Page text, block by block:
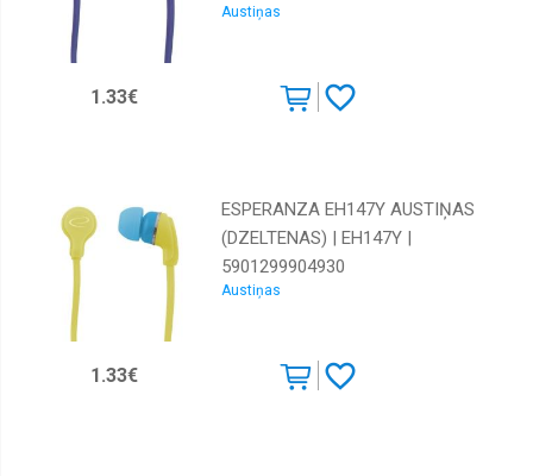
Austiņas
1.33€
ESPERANZA EH147Y AUSTIŅAS
(DZELTENAS) | EH147Y |
5901299904930
Austiņas
1.33€